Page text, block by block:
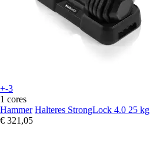
+-3
1 cores
Hammer Halteres StrongLock 4.0 25 kg
€ 321,05